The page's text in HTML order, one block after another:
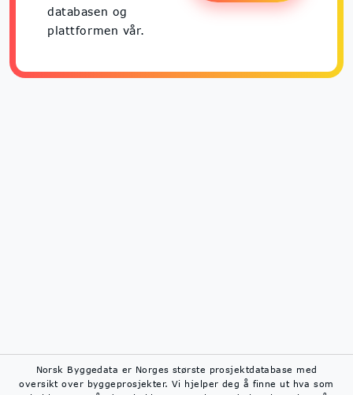
databasen og
plattformen vår.
Norsk Byggedata er Norges største prosjektdatabase med
oversikt over byggeprosjekter. Vi hjelper deg å finne ut hva som